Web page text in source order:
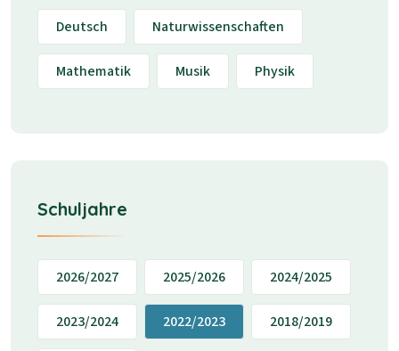
Deutsch Naturwissenschaften
Mathematik Musik Physik
Schuljahre
2026/2027 2025/2026 2024/2025
2023/2024 2022/2023 2018/2019